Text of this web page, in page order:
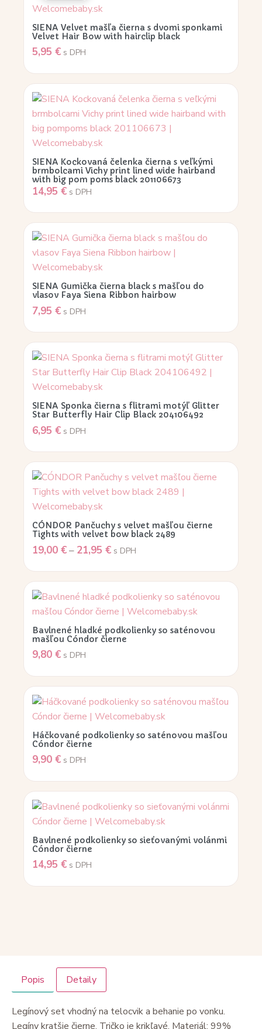
SIENA Velvet mašľa čierna s dvomi sponkami
Velvet Hair Bow with hairclip black
5,95 € s DPH
SIENA Kockovaná čelenka čierna s veľkými
brmbolcami Vichy print lined wide hairband
with big pom poms black 201106673
14,95 € s DPH
SIENA Gumička čierna black s mašľou do
vlasov Faya Siena Ribbon hairbow
7,95 € s DPH
SIENA Sponka čierna s flitrami motýľ Glitter
Star Butterfly Hair Clip Black 204106492
6,95 € s DPH
CÓNDOR Pančuchy s velvet mašľou čierne
Tights with velvet bow black 2489
19,00 €– 21,95 € s DPH
Bavlnené hladké podkolienky so saténovou
mašľou Cóndor čierne
9,80 € s DPH
Háčkované podkolienky so saténovou mašľou
Cóndor čierne
9,90 € s DPH
Bavlnené podkolienky so sieťovanými volánmi
Cóndor čierne
14,95 € s DPH
Popis Detaily
Legínový set vhodný na telocvik a behanie po vonku.
Legíny kratšie čierne. Tričko je krikľavé. Materiál: 99%